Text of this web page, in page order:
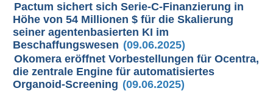
Pactum sichert sich Serie-C-Finanzierung in
Höhe von 54 Millionen $ für die Skalierung
seiner agentenbasierten KI im
Beschaffungswesen (09.06.2025)
Okomera eröffnet Vorbestellungen für Ocentra,
die zentrale Engine für automatisiertes
Organoid-Screening (09.06.2025)